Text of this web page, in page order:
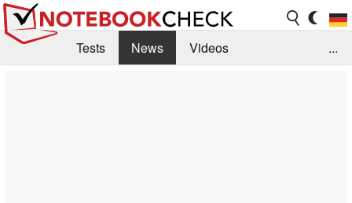
Tests News
Videos
...